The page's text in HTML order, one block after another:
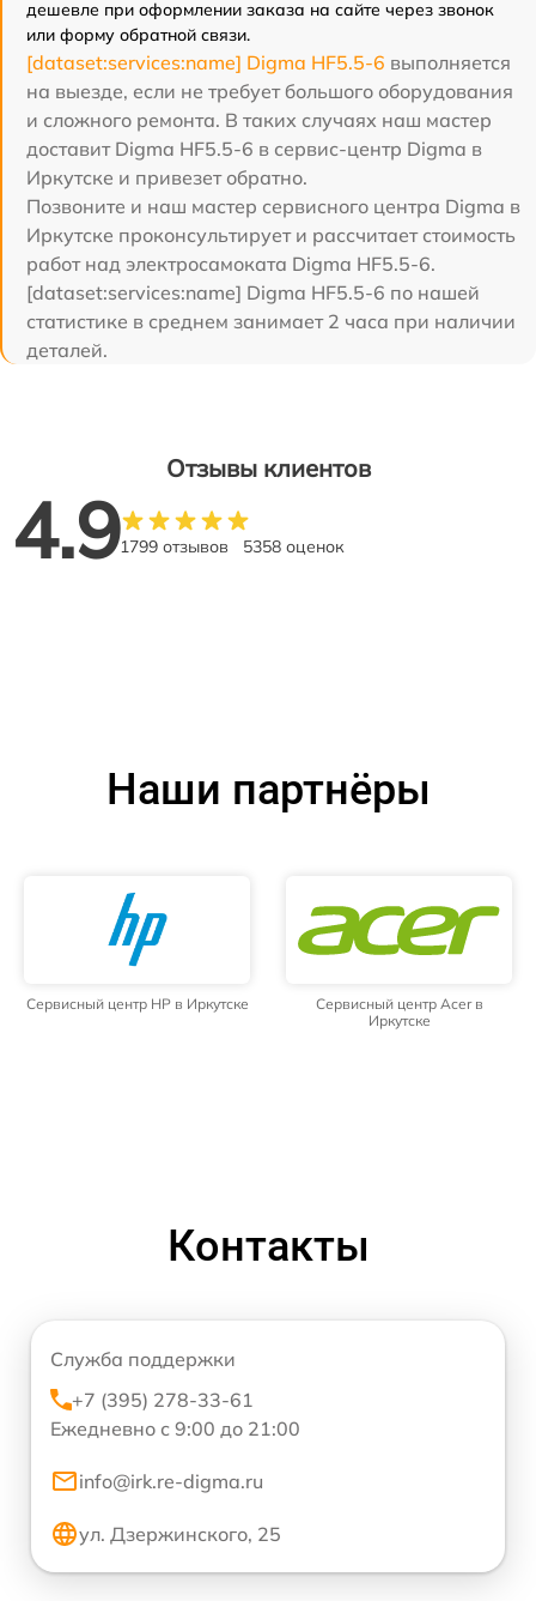
дешевле при оформлении заказа на сайте через звонок
или форму обратной связи.
[dataset:services:name] Digma HF5.5-6 выполняется
на выезде, если не требует большого оборудования
и сложного ремонта. В таких случаях наш мастер
доставит Digma HF5.5-6 в сервис-центр Digma в
Иркутске и привезет обратно.
Позвоните и наш мастер сервисного центра Digma в
Иркутске проконсультирует и рассчитает стоимость
работ над электросамоката Digma HF5.5-6.
[dataset:services:name] Digma HF5.5-6 по нашей
статистике в среднем занимает 2 часа при наличии
деталей.
Отзывы клиентов
4.91799 отзывов 5358 оценок
Наши партнёры
Сервисный центр HP в Иркутске
Сервисный центр Acer в
Иркутске
Контакты
Служба поддержки
+7 (395) 278-33-61
Ежедневно с 9:00 до 21:00
info@irk.re-digma.ru
ул. Дзержинского, 25